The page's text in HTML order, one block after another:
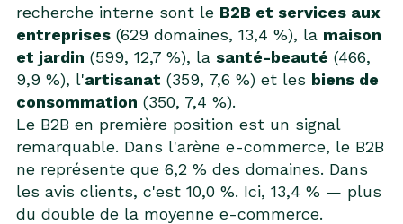
recherche interne sont le B2B et services aux
entreprises (629 domaines, 13,4 %), la maison
et jardin (599, 12,7 %), la santé-beauté (466,
9,9 %), l'artisanat (359, 7,6 %) et les biens de
consommation (350, 7,4 %).
Le B2B en première position est un signal
remarquable. Dans l'arène e-commerce, le B2B
ne représente que 6,2 % des domaines. Dans
les avis clients, c'est 10,0 %. Ici, 13,4 % — plus
du double de la moyenne e-commerce.